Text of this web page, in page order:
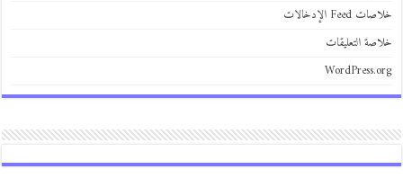
خلاصات Feed الإدخالات
خلاصة التعليقات
WordPress.org